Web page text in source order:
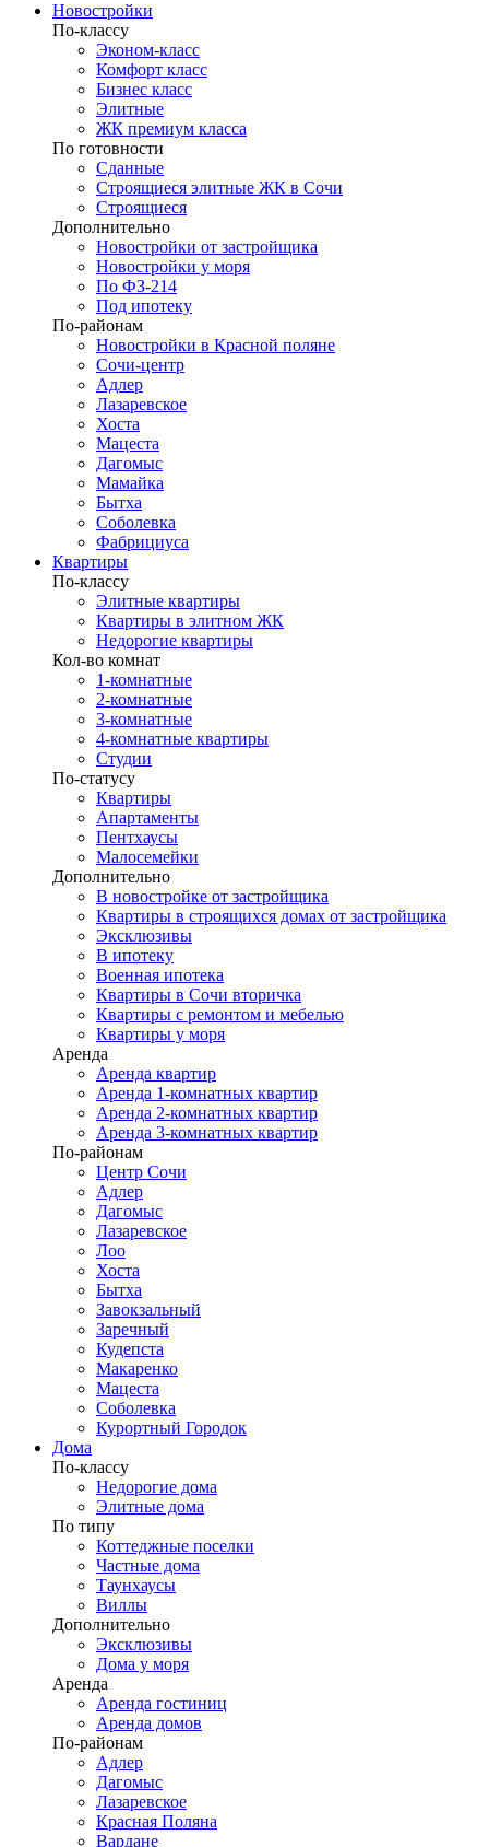
Новостройки
По-классу
Эконом-класс
Комфорт класс
Бизнес класс
Элитные
ЖК премиум класса
По готовности
Сданные
Строящиеся элитные ЖК в Сочи
Строящиеся
Дополнительно
Новостройки от застройщика
Новостройки у моря
По ФЗ-214
Под ипотеку
По-районам
Новостройки в Красной поляне
Сочи-центр
Адлер
Лазаревское
Хоста
Мацеста
Дагомыс
Мамайка
Бытха
Соболевка
Фабрициуса
Квартиры
По-классу
Элитные квартиры
Квартиры в элитном ЖК
Недорогие квартиры
Кол-во комнат
1-комнатные
2-комнатные
3-комнатные
4-комнатные квартиры
Студии
По-статусу
Квартиры
Апартаменты
Пентхаусы
Малосемейки
Дополнительно
В новостройке от застройщика
Квартиры в строящихся домах от застройщика
Эксклюзивы
В ипотеку
Военная ипотека
Квартиры в Сочи вторичка
Квартиры с ремонтом и мебелью
Квартиры у моря
Аренда
Аренда квартир
Аренда 1-комнатных квартир
Аренда 2-комнатных квартир
Аренда 3-комнатных квартир
По-районам
Центр Сочи
Адлер
Дагомыс
Лазаревское
Лоо
Хоста
Бытха
Завокзальный
Заречный
Кудепста
Макаренко
Мацеста
Соболевка
Курортный Городок
Дома
По-классу
Недорогие дома
Элитные дома
По типу
Коттеджные поселки
Частные дома
Таунхаусы
Виллы
Дополнительно
Эксклюзивы
Дома у моря
Аренда
Аренда гостиниц
Аренда домов
По-районам
Адлер
Дагомыс
Лазаревское
Красная Поляна
Вардане